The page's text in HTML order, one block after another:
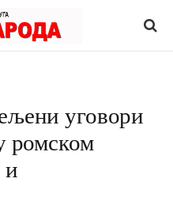
уговори
ромском
и